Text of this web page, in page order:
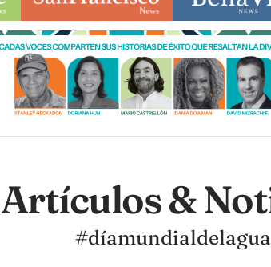
Artículos &
#díamundialdelagua